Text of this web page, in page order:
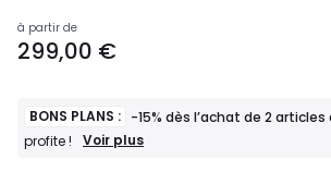
Prix
à
299,00
€.
à partir de
299,00 €
BONS PLANS : -15% dès l’achat de 2 articles
profite !
BONS
Voir plus